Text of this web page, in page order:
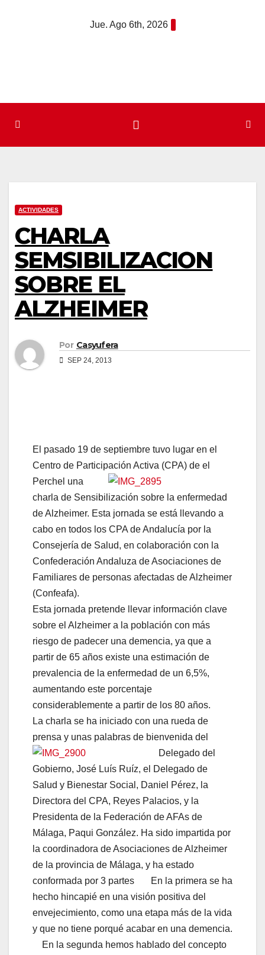
Jue. Ago 6th, 2026
ACTIVIDADES
CHARLA
SEMSIBILIZACION
SOBRE EL
ALZHEIMER
Por Casyufera
SEP 24, 2013
El pasado 19 de septiembre tuvo lugar en el
Centro de Participación Activa (CPA) de el
Perchel una
charla de Sensibilización sobre la enfermedad
de Alzheimer. Esta jornada se está llevando a
cabo en todos los CPA de Andalucía por la
Consejería de Salud, en colaboración con la
Confederación Andaluza de Asociaciones de
Familiares de personas afectadas de Alzheimer
(Confeafa).
Esta jornada pretende llevar información clave
sobre el Alzheimer a la población con más
riesgo de padecer una demencia, ya que a
partir de 65 años existe una estimación de
prevalencia de la enfermedad de un 6,5%,
aumentando este porcentaje
considerablemente a partir de los 80 años.
La charla se ha iniciado con una rueda de
prensa y unas palabras de bienvenida del
Delegado del
Gobierno, José Luís Ruíz, el Delegado de
Salud y Bienestar Social, Daniel Pérez, la
Directora del CPA, Reyes Palacios, y la
Presidenta de la Federación de AFAs de
Málaga, Paqui González. Ha sido impartida por
la coordinadora de Asociaciones de Alzheimer
de la provincia de Málaga, y ha estado
conformada por 3 partes En la primera se ha
hecho hincapié en una visión positiva del
envejecimiento, como una etapa más de la vida
y que no tiene porqué acabar en una demencia.
En la segunda hemos hablado del concepto